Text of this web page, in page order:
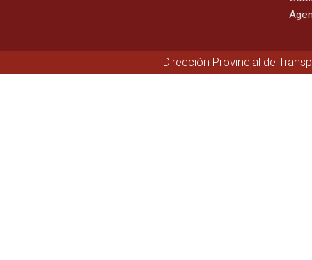
Dirección Provincial de